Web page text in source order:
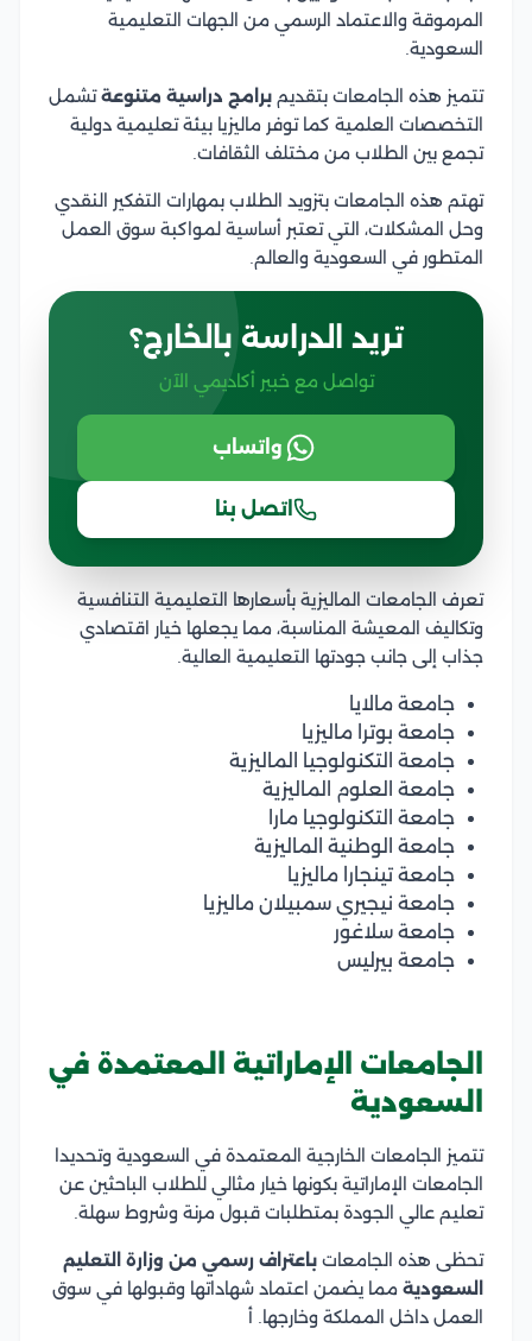
المرموقة والاعتماد الرسمي من الجهات التعليمية
السعودية.
تتميز هذه الجامعات بتقديم برامج دراسية متنوعةتشمل
التخصصات العلمية كما توفر ماليزيا بيئة تعليمية دولية
تجمع بين الطلاب من مختلف الثقافات.
تهتم هذه الجامعات بتزويد الطلاب بمهارات التفكير النقدي
وحل المشكلات، التي تعتبر أساسية لمواكبة سوق العمل
المتطور في السعودية والعالم.
تريد الدراسة بالخارج؟
تواصل مع خبير أكاديمي الآن
واتساب
اتصل بنا
تعرف الجامعات الماليزية بأسعارها التعليمية التنافسية
وتكاليف المعيشة المناسبة، مما يجعلها خيار اقتصادي
جذاب إلى جانب جودتها التعليمية العالية.
جامعة مالايا
جامعة بوترا ماليزيا
جامعة التكنولوجيا الماليزية
جامعة العلوم الماليزية
جامعة التكنولوجيا مارا
جامعة الوطنية الماليزية
جامعة تينجارا ماليزيا
جامعة نيجيري سمبيلان ماليزيا
جامعة سلاغور
جامعة بيرليس
الجامعات الإماراتية المعتمدة في
السعودية
تتميز الجامعات الخارجية المعتمدة في السعودية وتحديدا
الجامعات الإماراتية بكونها خيار مثالي للطلاب الباحثين عن
تعليم عالي الجودة بمتطلبات قبول مرنة وشروط سهلة.
تحظى هذه الجامعات باعتراف رسمي من وزارة التعليم
السعودية مما يضمن اعتماد شهاداتها وقبولها في سوق
العمل داخل المملكة وخارجها. أ